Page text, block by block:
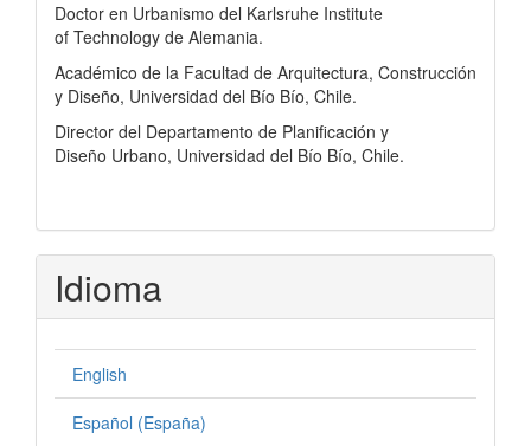
Doctor en Urbanismo del Karlsruhe Institute
of Technology de Alemania.
Académico de la Facultad de Arquitectura, Construcción
y Diseño, Universidad del Bío Bío, Chile.
Director del Departamento de Planificación y
Diseño Urbano, Universidad del Bío Bío, Chile.
Idioma
English
Español (España)